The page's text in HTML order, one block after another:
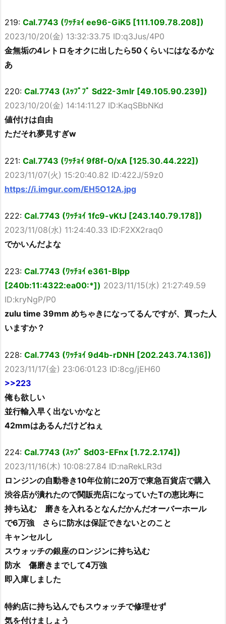
219: Cal.7743 (ﾜｯﾁｮｲ ee96-GiK5 [111.109.78.208])
2023/10/20(金) 13:32:33.75 ID:q3Jus/4P0
金無垢の4レトロをオクに出したら50くらいにはなるかな
あ
220: Cal.7743 (ｽｯﾌﾟﾌﾟ Sd22-3mlr [49.105.90.239])
2023/10/20(金) 14:14:11.27 ID:KaqSBbNKd
値付けは自由
ただそれ夢見すぎw
221: Cal.7743 (ﾜｯﾁｮｲ 9f8f-O/xA [125.30.44.222])
2023/11/07(火) 15:20:40.82 ID:422J/59z0
https://i.imgur.com/EH5O12A.jpg
222: Cal.7743 (ﾜｯﾁｮｲ 1fc9-vKtJ [243.140.79.178])
2023/11/08(水) 11:24:40.33 ID:F2XX2raq0
でかいんだよな
223: Cal.7743 (ﾜｯﾁｮｲ e361-Blpp
[240b:11:4322:ea00:*]) 2023/11/15(水) 21:27:49.59
ID:kryNgP/P0
zulu time 39mm めちゃきになってるんですが、買った人
いますか？
228: Cal.7743 (ﾜｯﾁｮｲ 9d4b-rDNH [202.243.74.136])
2023/11/17(金) 23:06:01.23 ID:8cg/jEH60
>>223
俺も欲しい
並行輸入早く出ないかなと
42mmはあるんだけどねぇ
224: Cal.7743 (ｽｯﾌﾟ Sd03-EFnx [1.72.2.174])
2023/11/16(木) 10:08:27.84 ID:naRekLR3d
ロンジンの自動巻き10年位前に20万で東急百貨店で購入
渋谷店が潰れたので関販売店になっていたTの恵比寿に
持ち込む 磨きを入れるとなんだかんだオーバーホール
で6万強 さらに防水は保証できないとのこと
キャンセルし
スウォッチの銀座のロンジンに持ち込む
防水 傷磨きまでして4万強
即入庫しました
特約店に持ち込んでもスウォッチで修理せず
気を付けましょう